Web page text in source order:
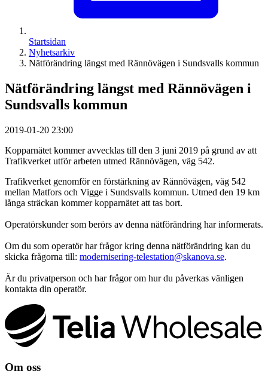
Startsidan
Nyhetsarkiv
Nätförändring längst med Rännövägen i Sundsvalls kommun
Nätförändring längst med Rännövägen i
Sundsvalls kommun
2019-01-20 23:00
Kopparnätet kommer avvecklas till den 3 juni 2019 på grund av att
Trafikverket utför arbeten utmed Rännövägen, väg 542.
Trafikverket genomför en förstärkning av Rännövägen, väg 542
mellan Matfors och Vigge i Sundsvalls kommun. Utmed den 19 km
långa sträckan kommer kopparnätet att tas bort.
Operatörskunder som berörs av denna nätförändring har informerats.
Om du som operatör har frågor kring denna nätförändring kan du
skicka frågorna till: modernisering-telestation@skanova.se.
Är du privatperson och har frågor om hur du påverkas vänligen
kontakta din operatör.
Om oss